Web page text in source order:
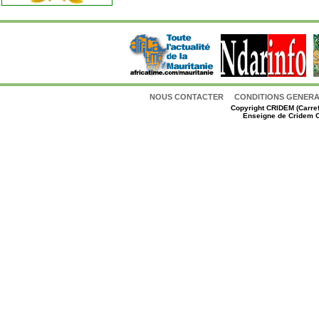
NOUS CONTACTER CONDITIONS
CopyrightCRIDEM
Enseigne de Cridem